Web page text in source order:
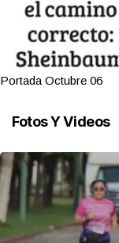
Portada Octubre 06
Fotos Y Videos